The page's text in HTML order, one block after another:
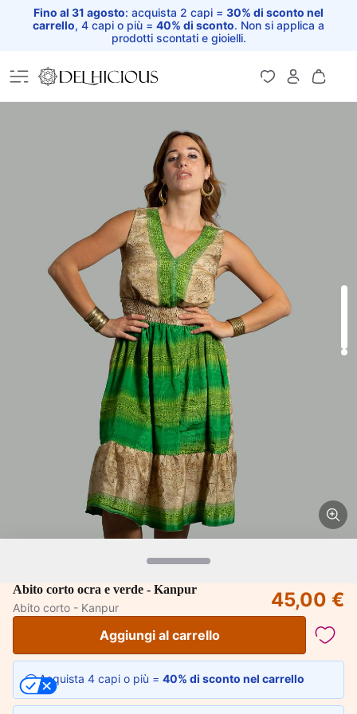
Fino al 31 agosto: acquista 2 capi = 30% di sconto nel
carrello, 4 capi o più = 40% di sconto. Non si applica a
prodotti scontati e gioielli.
Home
Abito corto ocra e verde - Kanpur
Abito corto - Kanpur
45,00 €
Aggiungi al carrello
Acquista 4 capi o più = 40% di sconto nel carrello